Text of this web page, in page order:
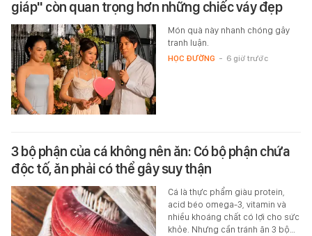
giáp" còn quan trọng hơn những chiếc váy đẹp
Món quà này nhanh chóng gây
tranh luận.
HỌC ĐƯỜNG - 6 giờ trước
3 bộ phận của cá không nên ăn: Có bộ phận chứa
độc tố, ăn phải có thể gây suy thận
Cá là thực phẩm giàu protein,
acid béo omega-3, vitamin và
nhiều khoáng chất có lợi cho sức
khỏe. Nhưng cần tránh ăn 3 bộ…